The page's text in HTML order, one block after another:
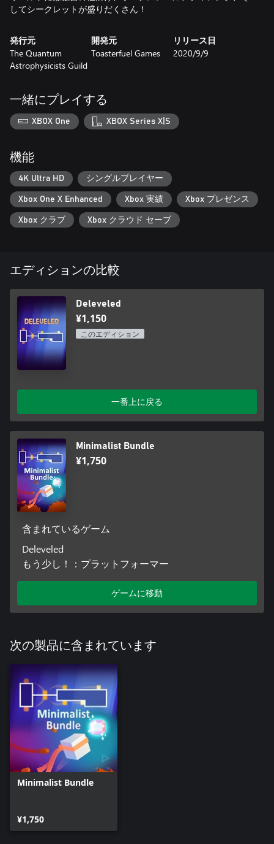
してシークレットが盛りだくさん！
発行元
The Quantum
Astrophysicists Guild
開発元
Toasterfuel Games
リリース日
2020/9/9
一緒にプレイする
XBOX One XBOX Series X|S
機能
4K Ultra HD シングルプレイヤー
Xbox One X Enhanced Xbox 実績 Xbox プレゼンス
Xbox クラブ Xbox クラウド セーブ
エディションの比較
Deleveled
¥1,150
このエディション
一番上に戻る
Minimalist Bundle
¥1,750
含まれているゲーム
Deleveled
もう少し！：プラットフォーマー
ゲームに移動
次の製品に含まれています
Minimalist Bundle
¥1,750